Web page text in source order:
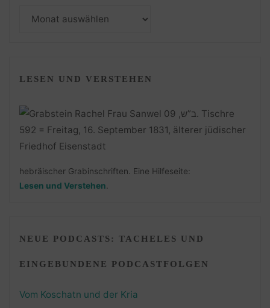
Monatsarchiv
LESEN UND VERSTEHEN
hebräischer Grabinschriften. Eine Hilfeseite:
Lesen und Verstehen
NEUE PODCASTS: TACHELES UND
EINGEBUNDENE PODCASTFOLGEN
Vom Koschatn und der Kria